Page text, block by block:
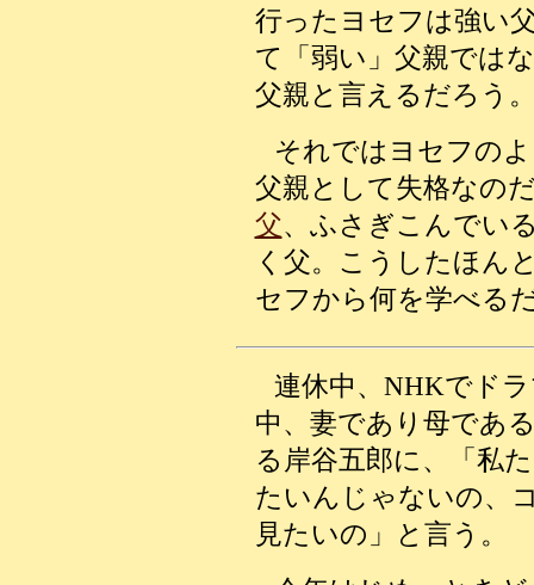
行ったヨセフは強い
て「弱い」父親では
父親と言えるだろう
それではヨセフの
父親として失格なの
父、ふさぎこんでい
く父。こうしたほん
セフから何を学べる
連休中、NHKでド
中、妻であり母であ
る岸谷五郎に、「私
たいんじゃないの、
見たいの」と言う。